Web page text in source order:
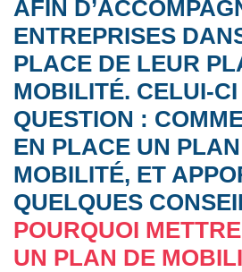
AFIN
ENTREPRISES
PLACE DE LEUR
MOBILITÉ. CELUI-
QUESTION :
EN PLACE UN
MOBILITÉ, ET
QUELQUES
POURQUOI
UN PLAN DE